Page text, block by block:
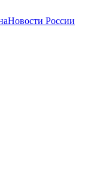
Новости России